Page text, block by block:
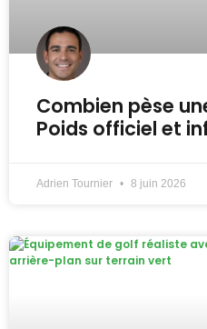
Combien pèse
Poids officiel et
Adrien Tournier 8 juin 2026